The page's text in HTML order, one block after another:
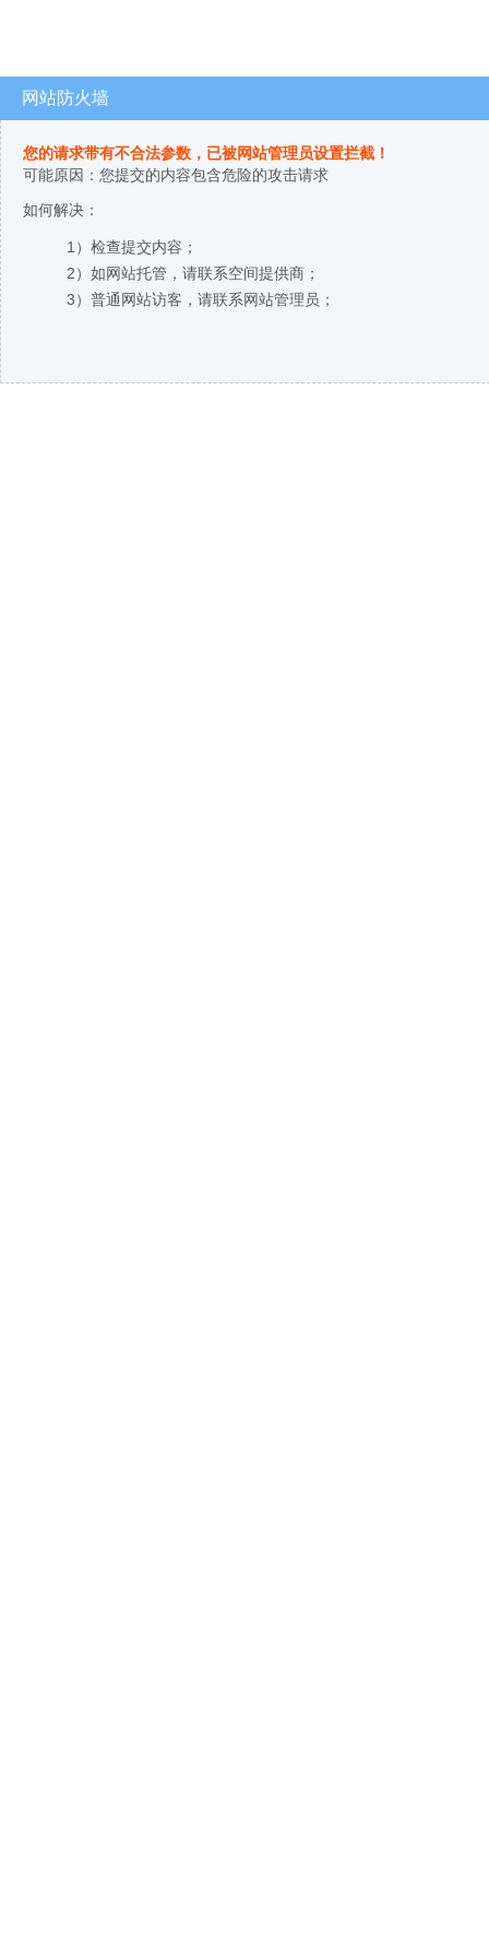
网站防火墙
您的请求带有不合法参数，已被网站管理员设置拦截！
可能原因：您提交的内容包含危险的攻击请求
如何解决：
1）检查提交内容；
2）如网站托管，请联系空间提供商；
3）普通网站访客，请联系网站管理员；